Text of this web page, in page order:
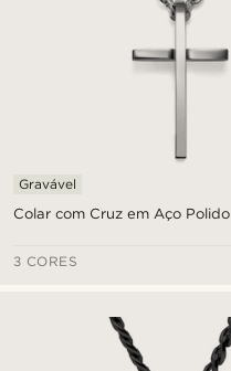
Colar com Cruz em Aço Polido
Gravável
3 CORES